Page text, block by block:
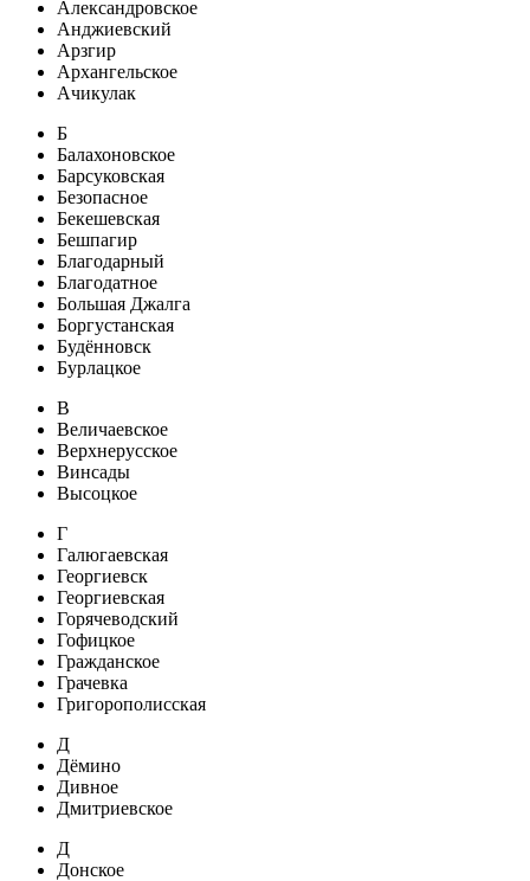
Александровское
Анджиевский
Арзгир
Архангельское
Ачикулак
Б
Балахоновское
Барсуковская
Безопасное
Бекешевская
Бешпагир
Благодарный
Благодатное
Большая Джалга
Боргустанская
Будённовск
Бурлацкое
В
Величаевское
Верхнерусское
Винсады
Высоцкое
Г
Галюгаевская
Георгиевск
Георгиевская
Горячеводский
Гофицкое
Гражданское
Грачевка
Григорополисская
Д
Дёмино
Дивное
Дмитриевское
Д
Донское